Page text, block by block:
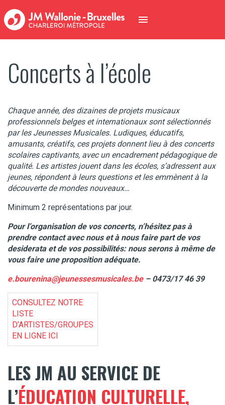
Concerts à l’école
Chaque année, des dizaines de projets musicaux
professionnels belges et internationaux sont sélectionnés
par les Jeunesses Musicales. Ludiques, éducatifs,
amusants, créatifs, ces projets donnent lieu à des concerts
scolaires captivants, avec un encadrement pédagogique de
qualité. Les artistes jouent dans les écoles, s’adressent aux
jeunes, répondent à leurs questions et les emmènent à la
découverte de mondes nouveaux…
Minimum 2 représentations par jour.
Pour l’organisation de vos concerts, n’hésitez pas à
prendre contact avec nous et à nous faire part de vos
desiderata et de vos possibilités: nous serons à même de
vous faire une proposition adéquate.
e.bourenina@jeunessesmusicales.be– 0473/17 46 39
CONSULTEZ NOTRE
LISTE
D’ARTISTES/GROUPES
EN LIGNE ICI
LES JM AU SERVICE DE
L’ÉDUCATION CULTURELLE,